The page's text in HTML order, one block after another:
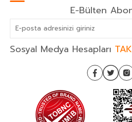
E-Bülten
Sosyal Medya Hesapları